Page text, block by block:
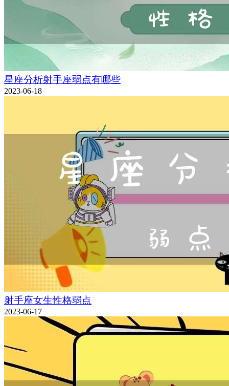
星座分析射手座弱点有哪些
2023-06-18
射手座女生性格弱点
2023-06-17